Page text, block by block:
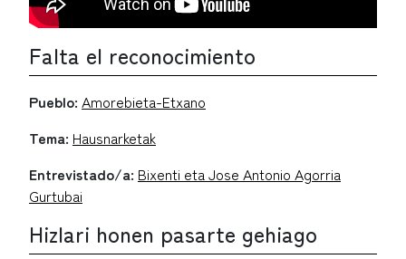
Falta el reconocimiento
Pueblo: Amorebieta-Etxano
Tema: Hausnarketak
Entrevistado/a: Bixenti eta Jose Antonio Agorria
Gurtubai
Hizlari honen pasarte gehiago